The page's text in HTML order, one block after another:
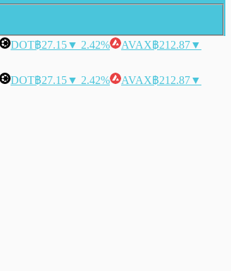
DOT฿27.15▼ 2.42% AVAX฿212.87▼
DOT฿27.15▼ 2.42% AVAX฿212.87▼